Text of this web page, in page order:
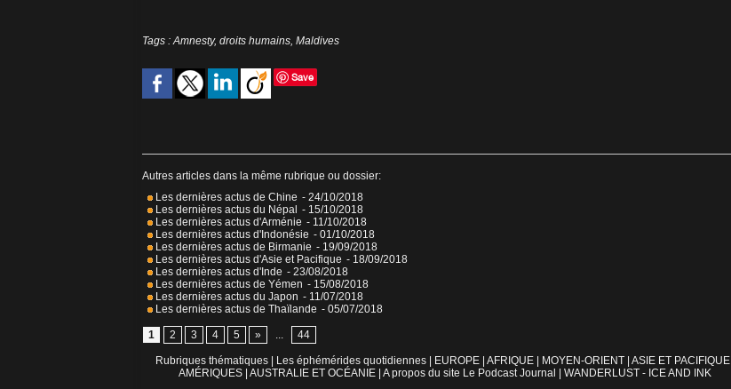
Tags :Amnesty, droits humains, Maldives
Save
Autres articles dans la même rubrique ou dossier:
Les dernières actus de Chine - 24/10/2018
Les dernières actus du Népal - 15/10/2018
Les dernières actus d'Arménie - 11/10/2018
Les dernières actus d'Indonésie - 01/10/2018
Les dernières actus de Birmanie - 19/09/2018
Les dernières actus d'Asie et Pacifique - 18/09/2018
Les dernières actus d'Inde - 23/08/2018
Les dernières actus de Yémen - 15/08/2018
Les dernières actus du Japon - 11/07/2018
Les dernières actus de Thaïlande - 05/07/2018
1 2 3 4 5 » ... 44
Rubriques thématiques Les éphémérides quotidiennes EUROPE AFRIQUE MOYEN-ORIENT ASIE ET PACIFIQUE
AMÉRIQUES AUSTRALIE ET OCÉANIE A propos du site Le Podcast Journal WANDERLUST - ICE AND INK